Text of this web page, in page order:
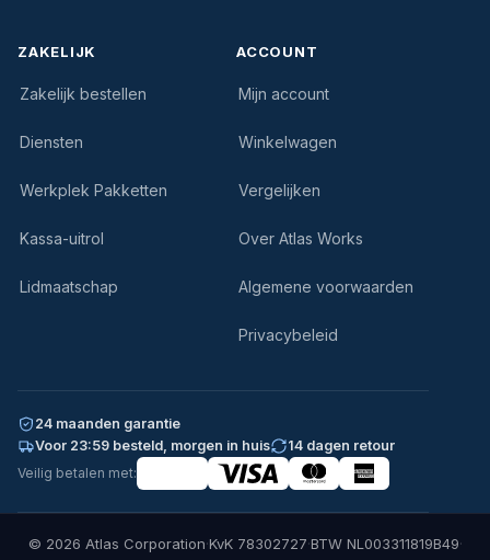
ZAKELIJK
Zakelijk bestellen
Diensten
Werkplek Pakketten
Kassa-uitrol
Lidmaatschap
ACCOUNT
Mijn account
Winkelwagen
Vergelijken
Over Atlas Works
Algemene voorwaarden
Privacybeleid
24 maanden garantie
Voor 23:59 besteld, morgen in huis
14 dagen retour
Veilig betalen met:
© 2026 Atlas Corporation·KvK 78302727·BTW NL003311819B49·